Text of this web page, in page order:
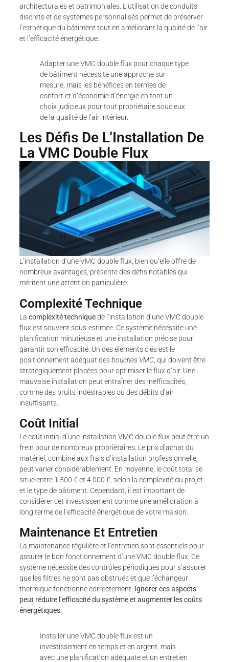
architecturales et patrimoniales. L’utilisation de conduits
discrets et de systèmes personnalisés permet de préserver
l’esthétique du bâtiment tout en améliorant la qualité de l’air
et l’efficacité énergétique.
Adapter une VMC double flux pour chaque type
de bâtiment nécessite une approche sur
mesure, mais les bénéfices en termes de
confort et d’économie d’énergie en font un
choix judicieux pour tout propriétaire soucieux
de la qualité de l’air intérieur.
Les Défis De L'Installation De
La VMC Double Flux
L’installation d’une VMC double flux, bien qu’elle offre de
nombreux avantages, présente des défis notables qui
méritent une attention particulière.
Complexité Technique
La complexité techniquede l’installation d’une VMC double
flux est souvent sous-estimée. Ce système nécessite une
planification minutieuse et une installation précise pour
garantir son efficacité. Un des éléments clés est le
positionnement adéquat desbouches VMC , qui doivent être
stratégiquement placées pour optimiser le flux d’air. Une
mauvaise installation peut entraîner des inefficacités,
comme des bruits indésirables ou des débits d’air
insuffisants.
Coût Initial
Le coût initial d’une installation VMC double flux peut être un
frein pour de nombreux propriétaires. Le prix d’achat du
matériel, combiné aux frais d’installation professionnelle,
peut varier considérablement. En moyenne, le coût total se
situe entre 1 500 € et 4 000 €, selon la complexité du projet
et le type de bâtiment. Cependant, il est important de
considérer cet investissement comme une amélioration à
long terme de l’efficacité énergétique de votre maison.
Maintenance Et Entretien
La maintenance régulière et l’entretien sont essentiels pour
assurer le bon fonctionnement d’une VMC double flux. Ce
système nécessite des contrôles périodiques pour s’assurer
que les filtres ne sont pas obstrués et que l’échangeur
thermique fonctionne correctement. Ignorer ces aspects
peut réduire l’efficacité du système et augmenter les coûts
énergétiques.
Installer une VMC double flux est un
investissement en temps et en argent, mais
avec une planification adéquate et un entretien